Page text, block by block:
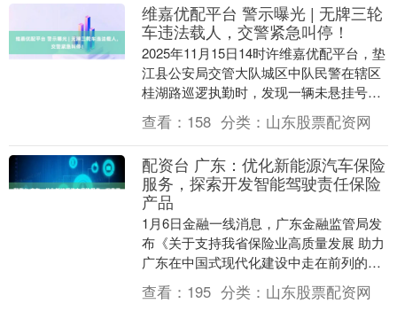
维嘉优配平台 警示曝光 | 无牌三轮
车违法载人，交警紧急叫停！
2025年11月15日14时许维嘉优配平台，垫
江县公安局交管大队城区中队民警在辖区
桂湖路巡逻执勤时，发现一辆未悬挂号牌
的三轮摩托车违法搭载3人行驶，随即依法
将其....
查看： 158 分类： 山东股票配资网
配资台 广东：优化新能源汽车保险
服务，探索开发智能驾驶责任保险
产品
1月6日金融一线消息，广东金融监管局发
布《关于支持我省保险业高质量发展 助力
广东在中国式现代化建设中走在前列的指
导意见》（下称《意见》），其中提出，
强化保险服务....
查看： 195 分类： 山东股票配资网